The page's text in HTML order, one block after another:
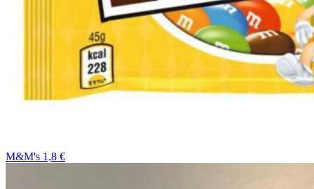
M&M's 1,8 €